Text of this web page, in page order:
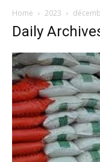
Home 2023
Daily